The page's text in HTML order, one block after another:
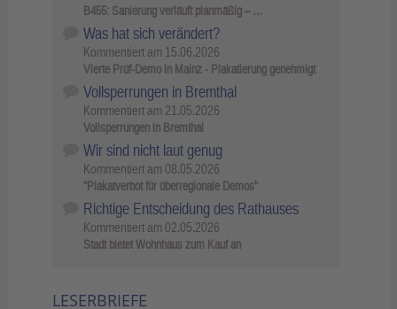
B455: Sanierung verläuft planmäßig – …
Was hat sich verändert?
Kommentiert am 15.06.2026
Vierte Prüf-Demo in Mainz - Plakatierung genehmigt
Vollsperrungen in Bremthal
Kommentiert am 21.05.2026
Vollsperrungen in Bremthal
Wir sind nicht laut genug
Kommentiert am 08.05.2026
"Plakatverbot für überregionale Demos"
Richtige Entscheidung des Rathauses
Kommentiert am 02.05.2026
Stadt bietet Wohnhaus zum Kauf an
LESERBRIEFE